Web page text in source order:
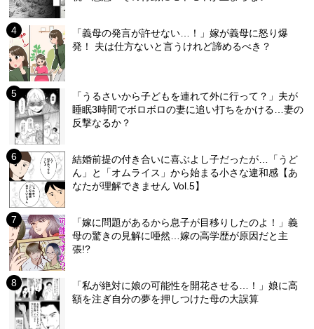
「義母の発言が許せない…！」嫁が義母に怒り爆
発！ 夫は仕方ないと言うけれど諦めるべき？
「うるさいから子どもを連れて外に行って？」夫が
睡眠3時間でボロボロの妻に追い打ちをかける…妻の
反撃なるか？
結婚前提の付き合いに喜ぶよし子だったが…「うど
ん」と「オムライス」から始まる小さな違和感【あ
なたが理解できません Vol.5】
「嫁に問題があるから息子が目移りしたのよ！」義
母の驚きの見解に唖然…嫁の高学歴が原因だと主
張!?
「私が絶対に娘の可能性を開花させる…！」娘に高
額を注ぎ自分の夢を押しつけた母の大誤算